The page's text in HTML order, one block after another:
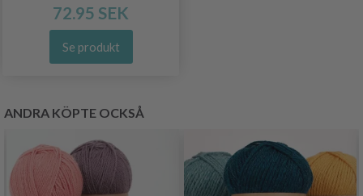
72.95 SEK
Se produkt
ANDRA KÖPTE OCKSÅ